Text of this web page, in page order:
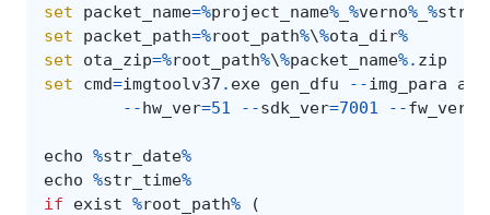
set packet_name=%project_name% %verno% %
set
packet_path=%root_path%\%ota_dir%
set
ota_zip=%root_path%\%packet_name%. zip
set
cmd=imgtoolv37 . exe gen_dfu --img_para
app
--hw_ver=51 --sdk_ver=7001 --fw_ver
echo %str_date%
echo %str_time%
if
exist %root_path%
(